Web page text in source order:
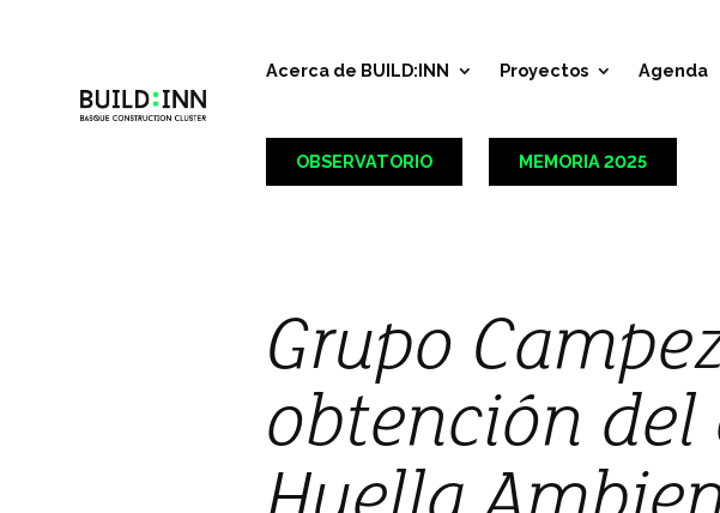
Acerca de BUILD:INN Proyectos Agenda
OBSERVATORIO MEMORIA 2025
Grupo
obtención